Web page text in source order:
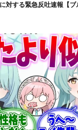
対する緊急反吐速報【